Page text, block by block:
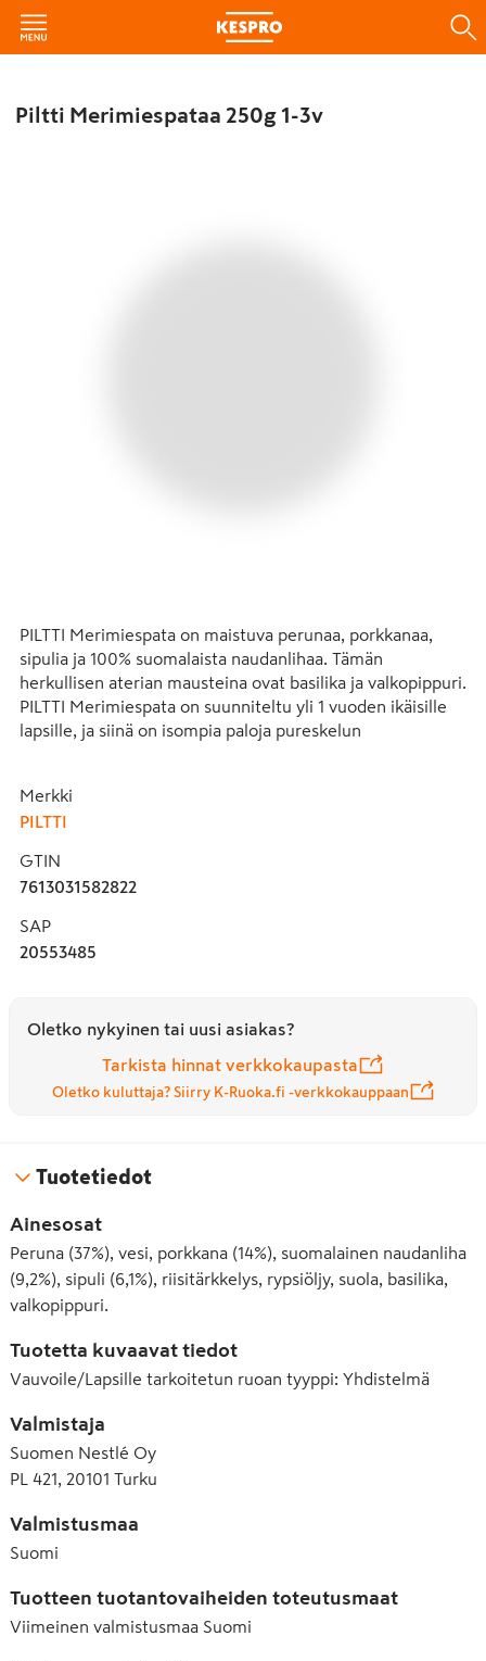
Piltti Merimiespataa 250g 1-3v
PILTTI Merimiespata on maistuva perunaa, porkkanaa,
sipulia ja 100% suomalaista naudanlihaa. Tämän
herkullisen aterian mausteina ovat basilika ja valkopippuri.
PILTTI Merimiespata on suunniteltu yli 1 vuoden ikäisille
lapsille, ja siinä on isompia paloja pureskelun
lastenruokatehtaastamme. Kaikki lasipurkkituotteemme
valmistetaan Turun lastenruokatehtaallamme 100%
uusiutuvalla energialla. Tehtaaltamme ei toimiteta
lainkaan jätettä kaatopaikalle. Lue lisää
PILTTI lastenruokien reseptit kehitetään eri ikäryhmien
ravitsemus- ja koostumustarpeisiin sopiviksi,
Tuotekehityksemme on jatkuvaa ja tuotteen koostumusta
voidaan muuttaa. Luethan sen vuoksi ainesosaluettelon
pakkauksesta aina ennen ruoan tarjoamista.
Merkki
PILTTI
GTIN
7613031582822
SAP
20553485
Oletko nykyinen tai uusi asiakas?
Tarkista hinnat verkkokaupasta
Oletko kuluttaja? Siirry K-Ruoka.fi -verkkokauppaan
Tuotetiedot
Ainesosat
Peruna (37%), vesi, porkkana (14%), suomalainen naudanliha
(9,2%), sipuli (6,1%), riisitärkkelys, rypsiöljy, suola, basilika,
valkopippuri.
Tuotetta kuvaavat tiedot
Vauvoile/Lapsille tarkoitetun ruoan tyyppi: Yhdistelmä
Valmistaja
Suomen Nestlé Oy
PL 421, 20101 Turku
Valmistusmaa
Suomi
Tuotteen tuotantovaiheiden toteutusmaat
Viimeinen valmistusmaa Suomi